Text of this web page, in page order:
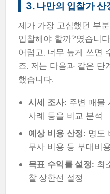
3. 나만의 입찰가 산
제가 가장 고심했던 부
입찰해야 할까?'였습니
어렵고, 너무 높게 쓰면
죠. 저는 다음과 같은 단
했습니다.
시세 조사: 주변 매물
사례 등을 비교 분석
예상 비용 산정: 명도
무사 비용 등 부대비
목표 수익률 설정: 최
찰 상한선 설정